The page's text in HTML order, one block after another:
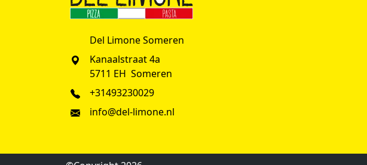
Del Limone Someren
Kanaalstraat 4a
5711 EH Someren
+31493230029
info@del-limone.nl